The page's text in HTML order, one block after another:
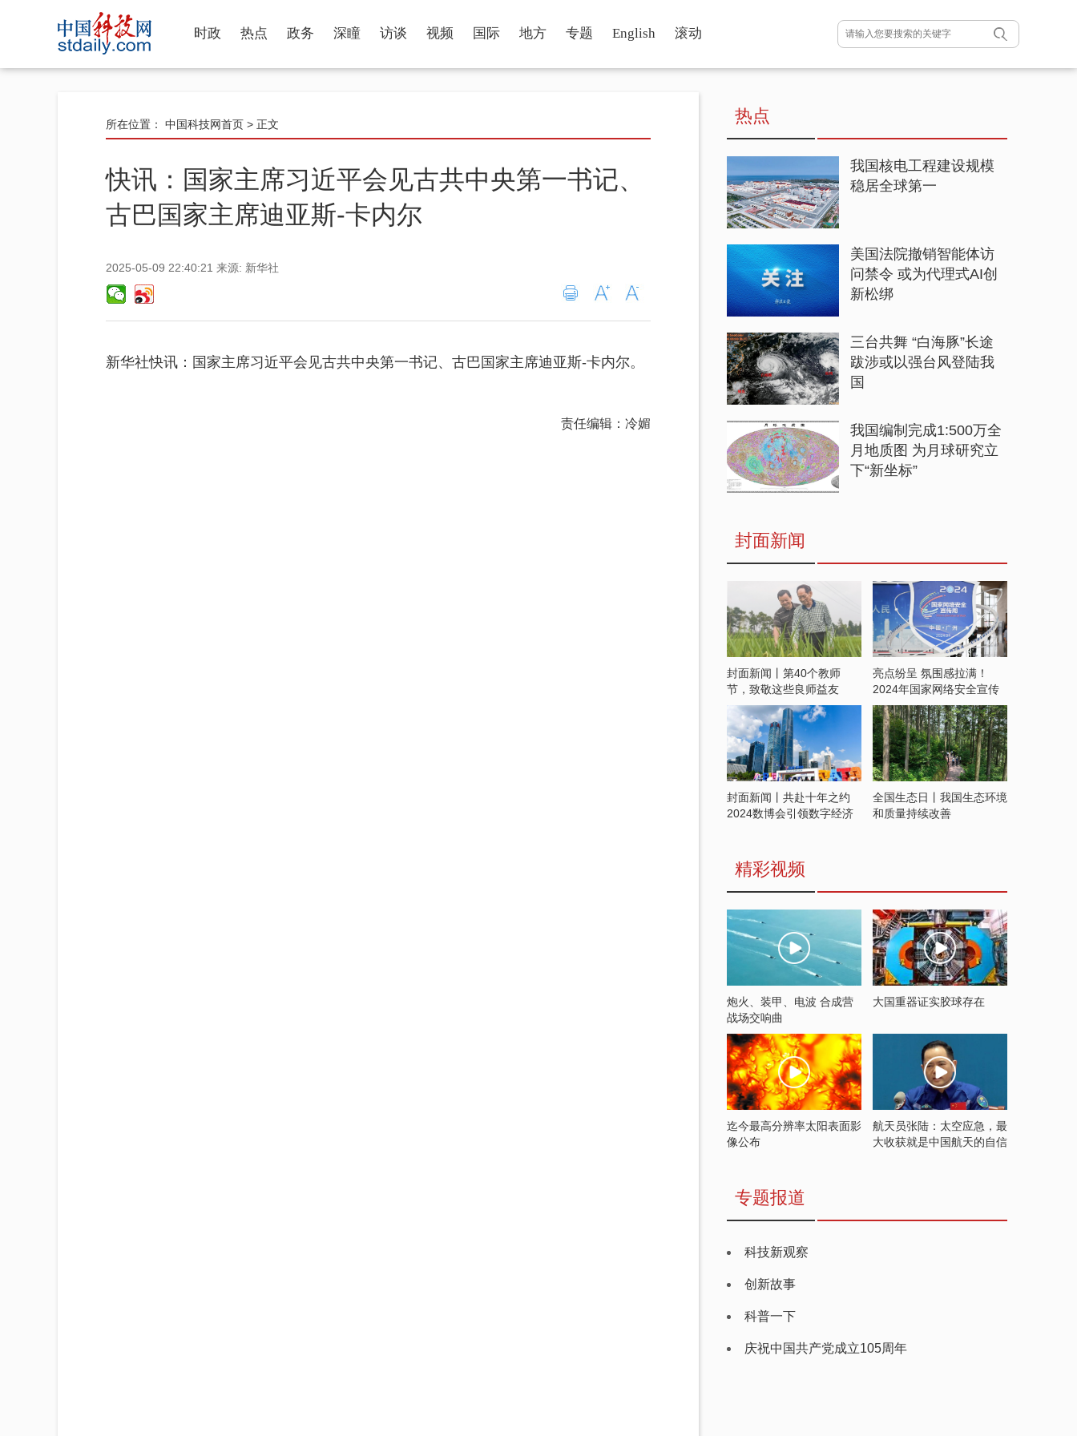
时政 热点 政务 深瞳 访谈 视频 国际 地方 专题 English 滚动
所在位置： 中国科技网首页 > 正文
快讯：国家主席习近平会见古共中央第一书记、
古巴国家主席迪亚斯-卡内尔
2025-05-09 22:40:21 来源: 新华社
新华社快讯：国家主席习近平会见古共中央第一书记、古巴国家主席迪亚斯-卡内尔。
责任编辑：冷媚
热点
我国核电工程建设规模
稳居全球第一
美国法院撤销智能体访
问禁令 或为代理式AI创
新松绑
三台共舞 “白海豚”长途
跋涉或以强台风登陆我
国
我国编制完成1:500万全
月地质图 为月球研究立
下“新坐标”
封面新闻
封面新闻丨第40个教师
节，致敬这些良师益友
亮点纷呈 氛围感拉满！
2024年国家网络安全宣传
周开启
封面新闻丨共赴十年之约
2024数博会引领数字经济
全国生态日丨我国生态环境
和质量持续改善
精彩视频
炮火、装甲、电波 合成营
战场交响曲
大国重器证实胶球存在
迄今最高分辨率太阳表面影
像公布
航天员张陆：太空应急，最
大收获就是中国航天的自信
专题报道
科技新观察
创新故事
科普一下
庆祝中国共产党成立105周年